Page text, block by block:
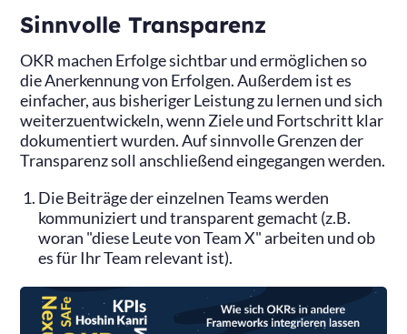
‍Sinnvolle Transparenz
OKR machen Erfolge sichtbar und ermöglichen so
die Anerkennung von Erfolgen. Außerdem ist es
einfacher, aus bisheriger Leistung zu lernen und sich
weiterzuentwickeln, wenn Ziele und Fortschritt klar
dokumentiert wurden. Auf sinnvolle Grenzen der
Transparenz soll anschließend eingegangen werden.
Die Beiträge der einzelnen Teams werden
kommuniziert und transparent gemacht (z.B.
woran "diese Leute von Team X" arbeiten und ob
es für Ihr Team relevant ist).